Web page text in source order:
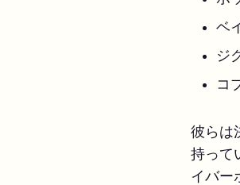
ベ
ジ
コ
彼らは
持って
イバー